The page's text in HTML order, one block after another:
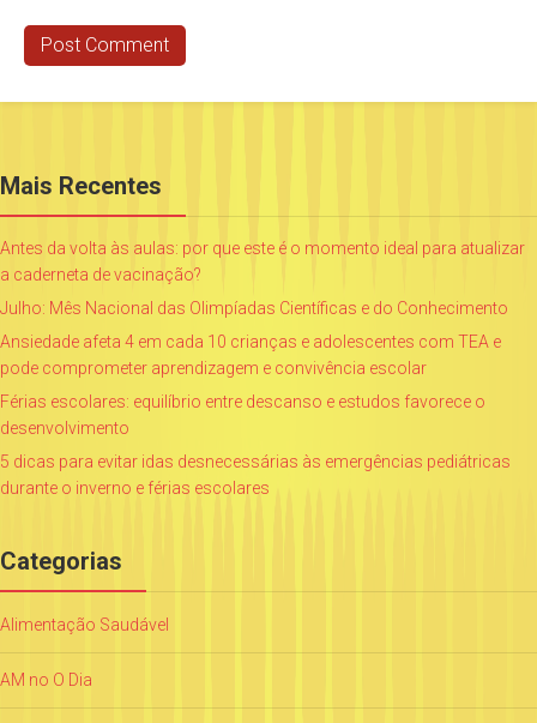
Mais Recentes
Antes da volta às aulas: por que este é o momento ideal para atualizar
a caderneta de vacinação?
Julho: Mês Nacional das Olimpíadas Científicas e do Conhecimento
Ansiedade afeta 4 em cada 10 crianças e adolescentes com TEA e
pode comprometer aprendizagem e convivência escolar
Férias escolares: equilíbrio entre descanso e estudos favorece o
desenvolvimento
5 dicas para evitar idas desnecessárias às emergências pediátricas
durante o inverno e férias escolares
Categorias
Alimentação Saudável
AM no O Dia